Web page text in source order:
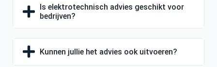
Is elektrotechnisch advies geschikt voor
bedrijven?
Kunnen jullie het advies ook uitvoeren?